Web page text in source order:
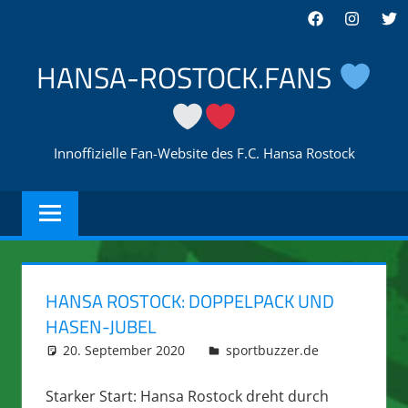
springen
Facebook
HANSA-ROSTOCK.FANS
Innoffizielle Fan-Website des F.C. Hansa Rostock
HANSA ROSTOCK: DOPPELPACK UND
HASEN-JUBEL
20. September 2020 integromat
sportbuzzer.de
Starker Start: Hansa Rostock dreht durch